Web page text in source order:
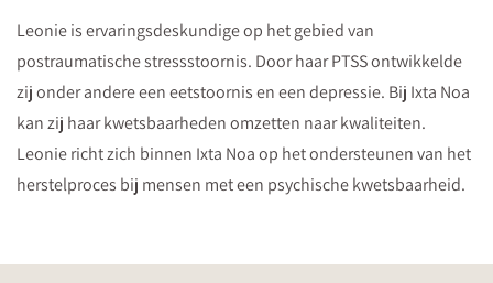
Leonie is ervaringsdeskundige op het gebied van
postraumatische stressstoornis. Door haar PTSS ontwikkelde
zij onder andere een eetstoornis en een depressie. Bij Ixta Noa
kan zij haar kwetsbaarheden omzetten naar kwaliteiten.
Leonie richt zich binnen Ixta Noa op het ondersteunen van het
herstelproces bij mensen met een psychische kwetsbaarheid.